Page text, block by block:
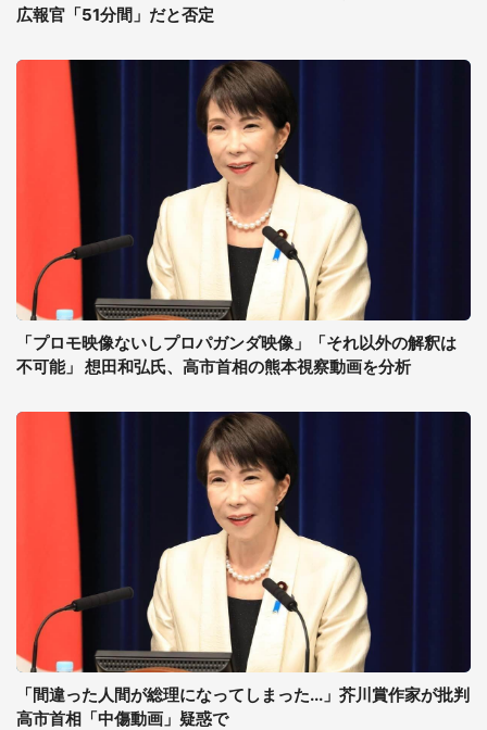
広報官「51分間」だと否定
「プロモ映像ないしプロパガンダ映像」「それ以外の解釈は
不可能」 想田和弘氏、高市首相の熊本視察動画を分析
「間違った人間が総理になってしまった...」芥川賞作家が批判
高市首相「中傷動画」疑惑で